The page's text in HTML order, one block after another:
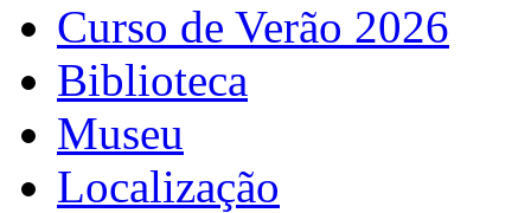
Curso de Verão 2026
Biblioteca
Museu
Localização